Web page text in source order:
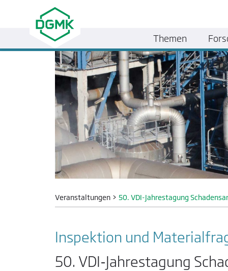
Veranstaltungen> 50. VDI-Jahrestagung
Inspektion und
50. VDI-Jahrestagung
Themen